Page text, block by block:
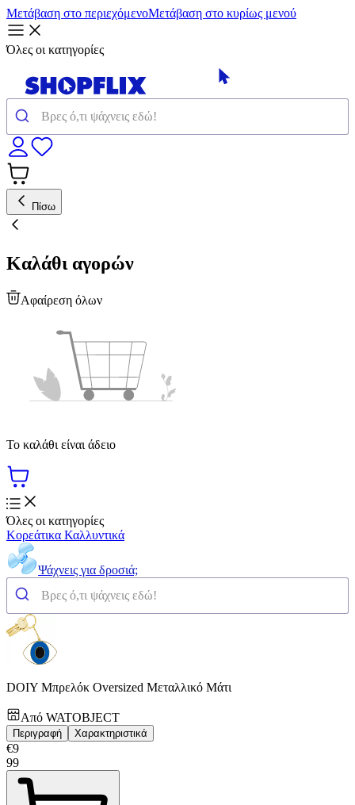
Μετάβαση στο περιεχόμενοΜετάβαση στο κυρίως μενού
Όλες οι κατηγορίες
Πίσω
Καλάθι αγορών
Αφαίρεση όλων
Το καλάθι είναι άδειο
Όλες οι κατηγορίες
Κορεάτικα Καλλυντικά
Ψάχνεις για δροσιά;
DOIY Μπρελόκ Oversized Μεταλλικό Μάτι
Από WATOBJECT
Περιγραφή Χαρακτηριστικά
€9
99